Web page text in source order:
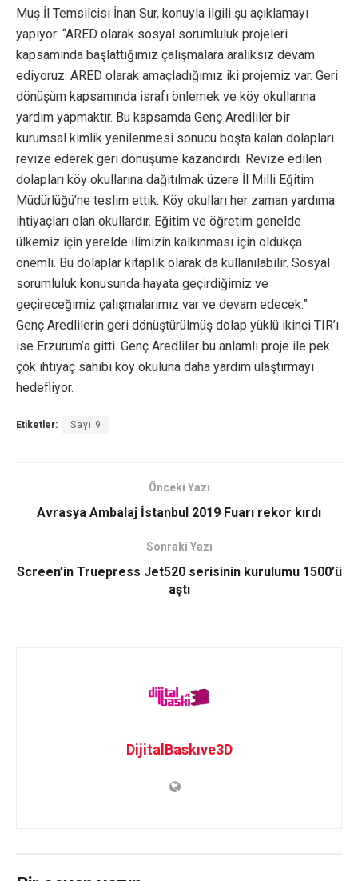
Muş İl Temsilcisi İnan Sur, konuyla ilgili şu açıklamayı
yapıyor: “ARED olarak sosyal sorumluluk projeleri
kapsamında başlattığımız çalışmalara aralıksız devam
ediyoruz. ARED olarak amaçladığımız iki projemiz var. Geri
dönüşüm kapsamında israfı önlemek ve köy okullarına
yardım yapmaktır. Bu kapsamda Genç Aredliler bir
kurumsal kimlik yenilenmesi sonucu boşta kalan dolapları
revize ederek geri dönüşüme kazandırdı. Revize edilen
dolapları köy okullarına dağıtılmak üzere İl Milli Eğitim
Müdürlüğü’ne teslim ettik. Köy okulları her zaman yardıma
ihtiyaçları olan okullardır. Eğitim ve öğretim genelde
ülkemiz için yerelde ilimizin kalkınması için oldukça
önemli. Bu dolaplar kitaplık olarak da kullanılabilir. Sosyal
sorumluluk konusunda hayata geçirdiğimiz ve
geçireceğimiz çalışmalarımız var ve devam edecek.”
Genç Aredlilerin geri dönüştürülmüş dolap yüklü ikinci TIR’ı
ise Erzurum’a gitti. Genç Aredliler bu anlamlı proje ile pek
çok ihtiyaç sahibi köy okuluna daha yardım ulaştırmayı
hedefliyor.
Etiketler: Sayı 9
Önceki Yazı
Avrasya Ambalaj İstanbul 2019 Fuarı rekor kırdı
Sonraki Yazı
Screen’in Truepress Jet520 serisinin kurulumu 1500’ü
aştı
DijitalBaskıve3D